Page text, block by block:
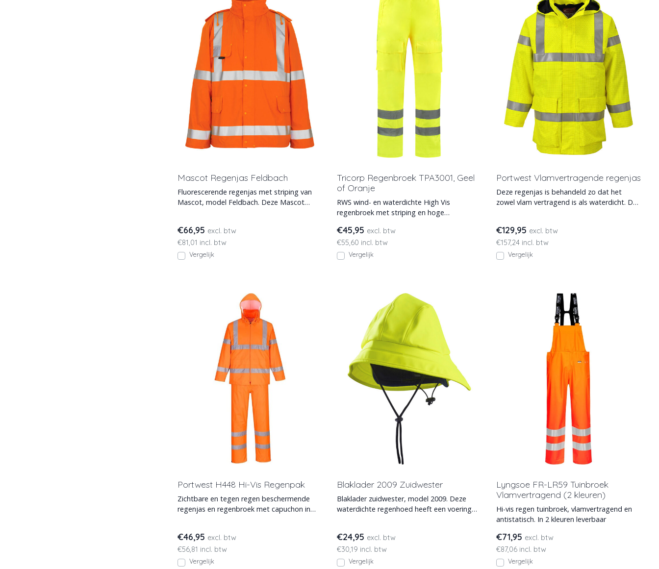
Mascot Regenjas Feldbach
Fluorescerende regenjas met striping van
Mascot, model Feldbach. Deze Mascot
€66,95 excl. btw
€81,01 incl. btw
Vergelijk
Tricorp Regenbroek TPA3001, Geel
of Oranje
RWS wind- en waterdichte High Vis
regenbroek met striping en hoge
€45,95 excl. btw
€55,60 incl. btw
Vergelijk
Portwest Vlamvertragende regenjas
Deze regenjas is behandeld zo dat het
zowel vlam vertragend is als waterdicht. De
€129,95 excl. btw
€157,24 incl. btw
Vergelijk
Portwest H448 Hi-Vis Regenpak
Zichtbare en tegen regen beschermende
regenjas en regenbroek met capuchon in
€46,95 excl. btw
€56,81 incl. btw
Vergelijk
Blaklader 2009 Zuidwester
Blaklader zuidwester, model 2009. Deze
waterdichte regenhoed heeft een voering
€24,95 excl. btw
€30,19 incl. btw
Vergelijk
Lyngsoe FR-LR59 Tuinbroek
Vlamvertragend (2 kleuren)
Hi-vis regen tuinbroek, vlamvertragend en
antistatisch. In 2 kleuren leverbaar
€71,95 excl. btw
€87,06 incl. btw
Vergelijk